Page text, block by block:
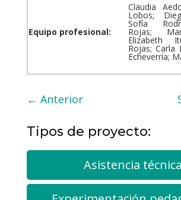
Equipo profesional:
Claudia
Lobos;
Sofía
Rojas;
Elizabeth
Rojas; Carla
Echeverría;
← Anterior
Tipos de proyecto:
Asistencia técnica